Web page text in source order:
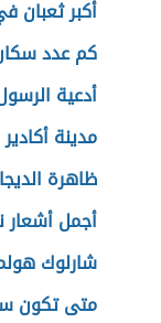
أكبر ثعبان
كم عدد
أدعية
مدينة
ظاهرة
أجمل أشعار
شارلوك
متى تكون